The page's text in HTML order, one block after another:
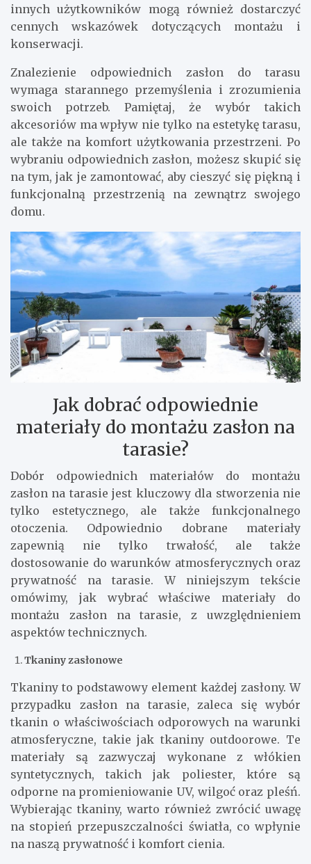
innych użytkowników mogą również dostarczyć
cennych wskazówek dotyczących montażu i
konserwacji.
Znalezienie odpowiednich zasłon do tarasu
wymaga starannego przemyślenia i zrozumienia
swoich potrzeb. Pamiętaj, że wybór takich
akcesoriów ma wpływ nie tylko na estetykę tarasu,
ale także na komfort użytkowania przestrzeni. Po
wybraniu odpowiednich zasłon, możesz skupić się
na tym, jak je zamontować, aby cieszyć się piękną i
funkcjonalną przestrzenią na zewnątrz swojego
domu.
Jak dobrać odpowiednie
materiały do montażu zasłon na
tarasie?
Dobór odpowiednich materiałów do montażu
zasłon na tarasie jest kluczowy dla stworzenia nie
tylko estetycznego, ale także funkcjonalnego
otoczenia. Odpowiednio dobrane materiały
zapewnią nie tylko trwałość, ale także
dostosowanie do warunków atmosferycznych oraz
prywatność na tarasie. W niniejszym tekście
omówimy, jak wybrać właściwe materiały do
montażu zasłon na tarasie, z uwzględnieniem
aspektów technicznych.
Tkaniny zasłonowe
Tkaniny to podstawowy element każdej zasłony. W
przypadku zasłon na tarasie, zaleca się wybór
tkanin o właściwościach odporowych na warunki
atmosferyczne, takie jak tkaniny outdoorowe. Te
materiały są zazwyczaj wykonane z włókien
syntetycznych, takich jak poliester, które są
odporne na promieniowanie UV, wilgoć oraz pleśń.
Wybierając tkaniny, warto również zwrócić uwagę
na stopień przepuszczalności światła, co wpłynie
na naszą prywatność i komfort cienia.